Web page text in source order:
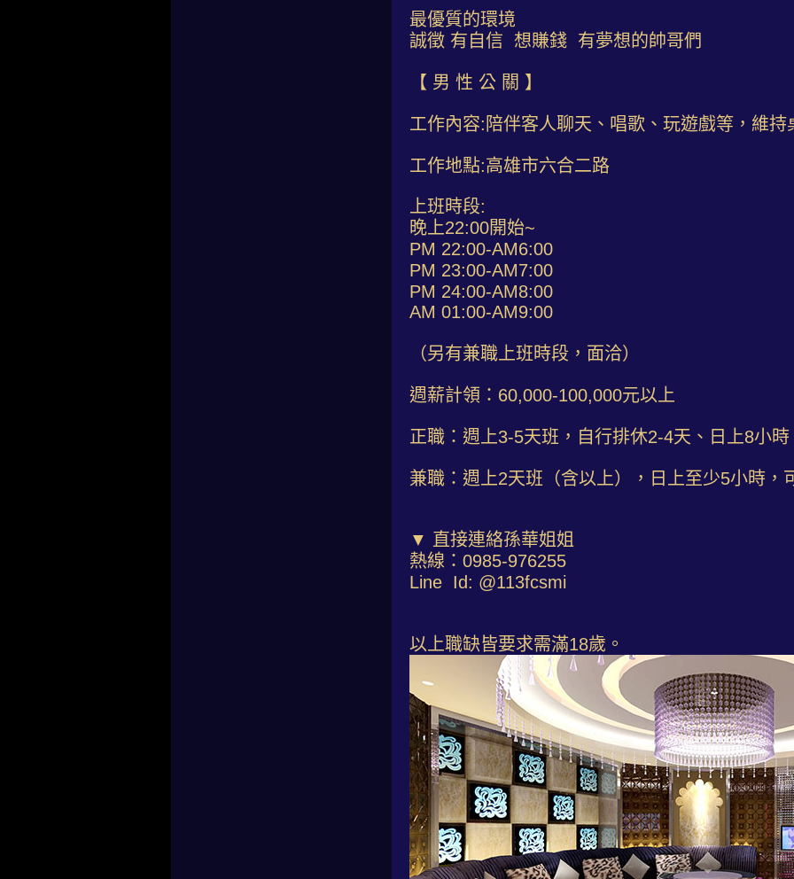
最優質的環境
誠徵 有自信 想賺錢 有夢想的帥哥們
【 男 性 公 關 】
工作內容:陪伴客人聊天、唱歌、玩遊戲等，維持
工作地點:高雄市六合二路
上班時段:
晚上22:00開始~
PM 22:00-AM6:00
PM 23:00-AM7:00
PM 24:00-AM8:00
AM 01:00-AM9:00
（另有兼職上班時段，面洽）
週薪計領：60,000-100,000元以上
正職：週上3-5天班，自行排休2-4天、日上8小時
兼職：週上2天班（含以上），日上至少5小時，
▼ 直接連絡孫華姐姐
熱線：0985-976255
Line Id: @113fcsmi
以上職缺皆要求需滿18歲。